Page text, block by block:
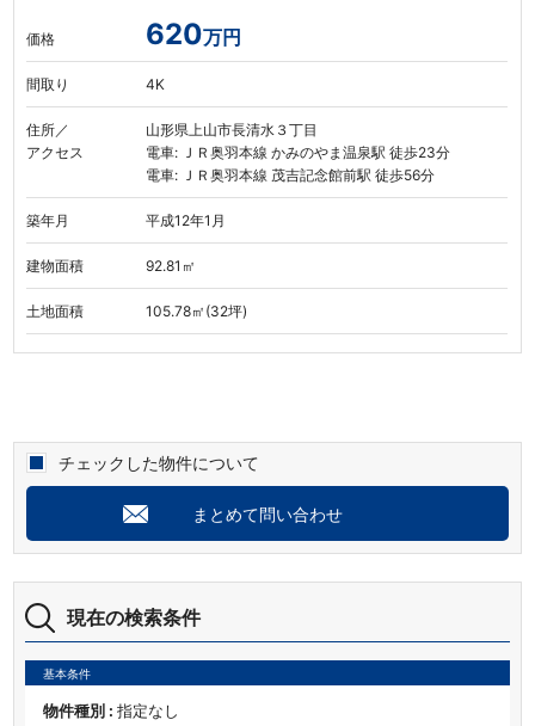
現在の検索条件
基本条件
物件種別 : 指定なし
価格 620万円
間取り 4K
住所／
アクセス
山形県上山市長清水３丁目
電車: ＪＲ奥羽本線 かみのやま温泉駅 徒歩23分
電車: ＪＲ奥羽本線 茂吉記念館前駅 徒歩56分
築年月 平成12年1月
建物面積 92.81㎡
土地面積 105.78㎡(32坪)
チェックした物件について
まとめて問い合わせ